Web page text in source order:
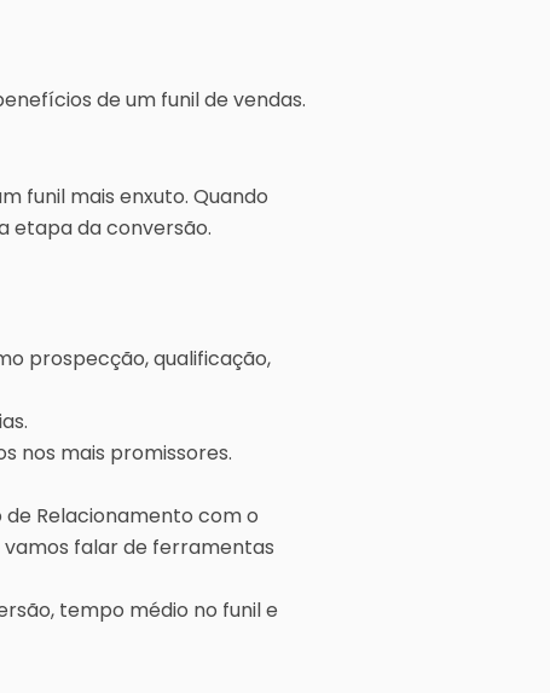
de um funil de vendas.
funil mais enxuto. Quando
etapa da conversão.
prospecção, qualificação,
nos mais promissores.
Relacionamento com o
falar de ferramentas
tempo médio no funil e